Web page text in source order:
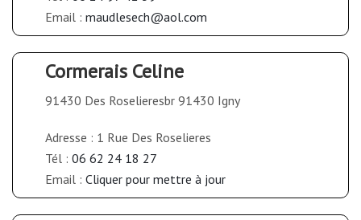
Email : maudlesech@aol.com
Cormerais Celine
91430 Des Roselieresbr 91430 Igny
Adresse : 1 Rue Des Roselieres
Tél : 06 62 24 18 27
Email : Cliquer pour mettre à jour